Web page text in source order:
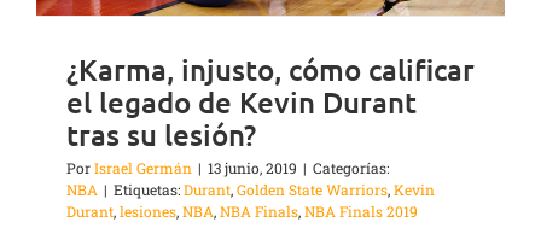
¿Karma, injusto, cómo calificar
el legado de Kevin Durant
tras su lesión?
PorIsrael Germán | 13 junio, 2019 | Categorías:
NBA | Etiquetas:Durant,Golden State Warriors,Kevin
Durant,lesiones,NBA,NBA Finals,NBA Finals 2019